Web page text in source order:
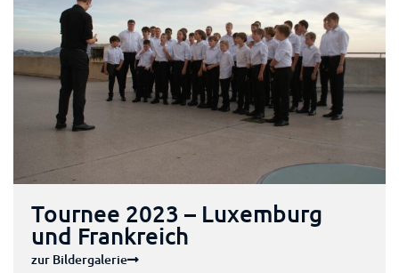
Tournee 2023 – Luxemburg
und Frankreich
zur Bildergalerie